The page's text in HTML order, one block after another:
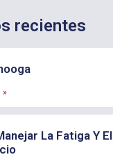
recientes
»
La Fatiga Y El